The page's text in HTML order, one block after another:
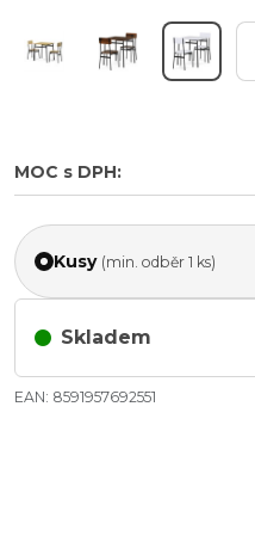
MOC s DPH:
Kusy (min. odběr 1 ks)
Skladem
EAN: 8591957692551